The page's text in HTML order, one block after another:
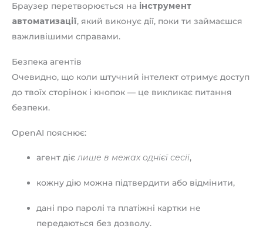
Браузер перетворюється на інструмент
автоматизації, який виконує дії, поки ти займаєшся
важливішими справами.
Безпека агентів
Очевидно, що коли штучний інтелект отримує доступ
до твоїх сторінок і кнопок — це викликає питання
безпеки.
OpenAI пояснює:
агент дієлише в межах однієї сесії,
кожну дію можна підтвердити або відмінити,
дані про паролі та платіжні картки не
передаються без дозволу.